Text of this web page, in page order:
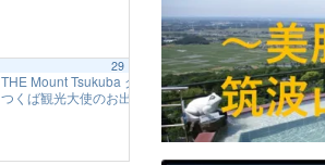
29
THE Mount Tsukuba グルメショップ【中止】10:00 AM
つくば観光大使のお出迎え【中止】10:00 AM